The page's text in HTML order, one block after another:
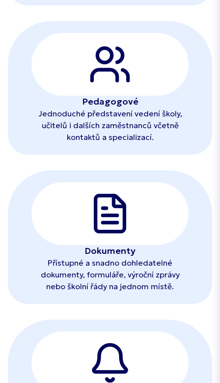
Pedagogové
Jednoduché představení vedení školy,
učitelů i dalších zaměstnanců včetně
kontaktů a specializací.
Dokumenty
Přístupné a snadno dohledatelné
dokumenty, formuláře, výroční zprávy
nebo školní řády na jednom místě.